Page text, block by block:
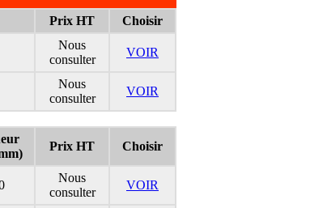
Prix HT Choisir
Nous
consulter
VOIR
Nous
consulter
VOIR
Prix HT Choisir
Nous
consulter
VOIR